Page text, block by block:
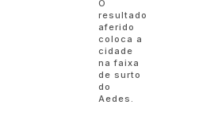
O
resultado
aferido
coloca a
cidade
na faixa
de surto
do
Aedes.